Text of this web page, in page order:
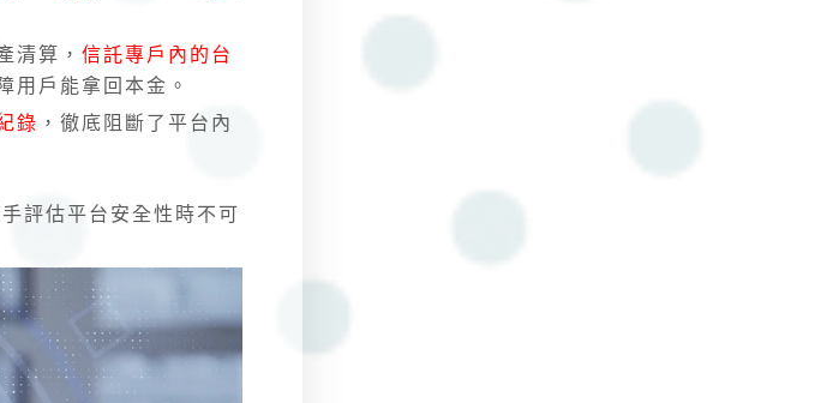
清算， 信託專戶內的台
用戶能拿回本金。
錄 ，徹底阻斷了平台內
評估平台安全性時不可